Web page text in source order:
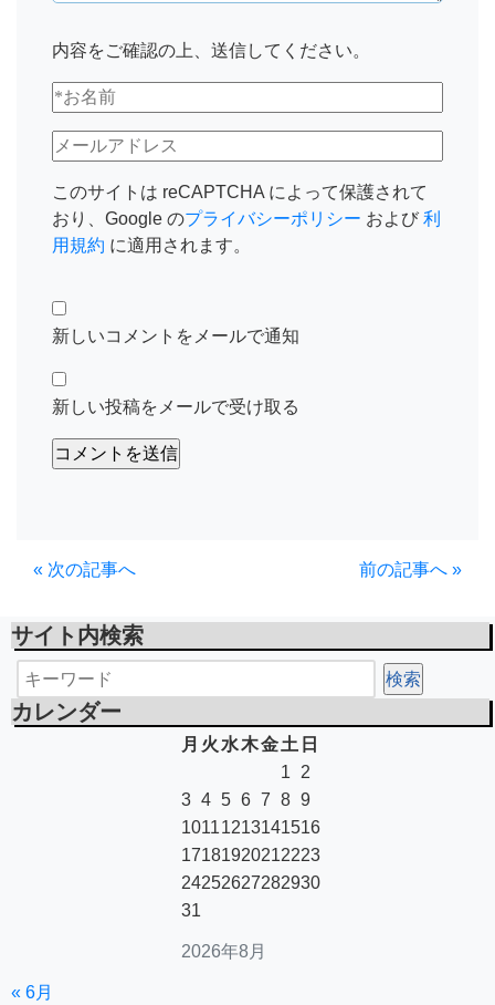
内容をご確認の上、送信してください。
このサイトは reCAPTCHA によって保護されて
おり、Google のプライバシーポリシー および 利
用規約 に適用されます。
新しいコメントをメールで通知
新しい投稿をメールで受け取る
前の記事へ »
« 次の記事へ
サイト内検索
カレンダー
2026年8月
月 火 水木金 土 日
1
2
3 4 5 6 7 8 9
10111213141516
17181920212223
24252627282930
31
« 6月